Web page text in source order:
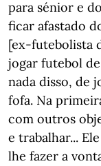
para sénior e
ficar afastado
[ex-futebolista
jogar futebol
nada disso, de
fofa. Na
com outros
e trabalhar...
lhe fazer a